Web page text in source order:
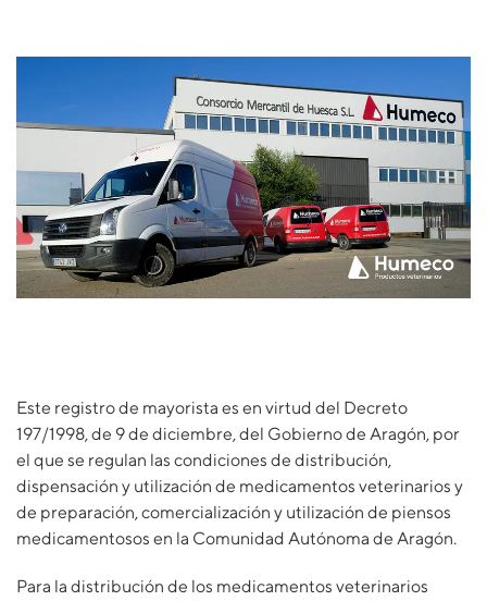
Este registro de mayorista es en virtud del Decreto
197/1998, de 9 de diciembre, del Gobierno de Aragón, por
el que se regulan las condiciones de distribución,
dispensación y utilización de medicamentos veterinarios y
de preparación, comercialización y utilización de piensos
medicamentosos en la Comunidad Autónoma de Aragón.
Para la distribución de los medicamentos veterinarios